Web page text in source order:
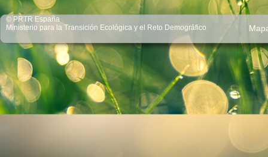
© PRTR España
Ministerio para la Transición Ecológica y el Reto Demográfico